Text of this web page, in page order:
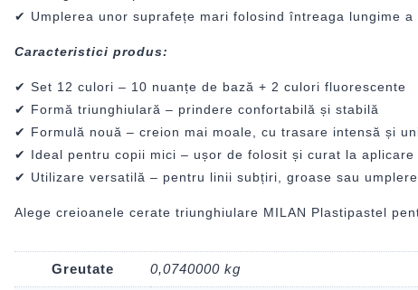
✔ Umplerea unor suprafețe mari folosind întreaga lungime a
Caracteristici produs:
✔ Set 12 culori – 10 nuanțe de bază + 2 culori fluorescente
✔ Formă triunghiulară – prindere confortabilă și stabilă
✔ Formulă nouă – creion mai moale, cu trasare intensă și
✔ Ideal pentru copii mici – ușor de folosit și curat la aplicare
✔ Utilizare versatilă – pentru linii subțiri, groase sau umplere
Alege creioanele cerate triunghiulare MILAN Plastipastel
Greutate 0,0740000 kg